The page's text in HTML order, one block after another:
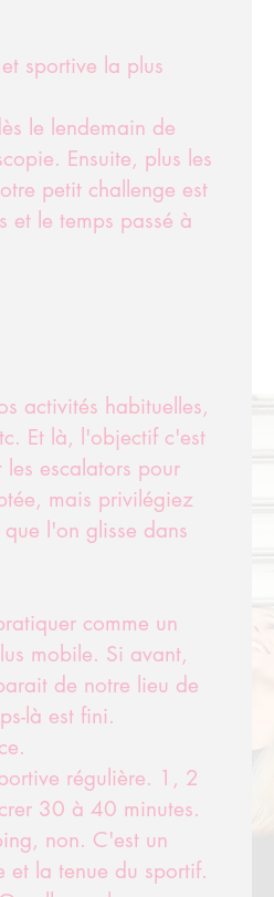
sportive la plus
le lendemain de
Ensuite, plus les
petit challenge est
et le temps passé à
activités habituelles,
Et là, l'objectif c'est
les escalators pour
mais privilégiez
l'on glisse dans
comme un
mobile. Si avant,
de notre lieu de
là est fini.
régulière. 1, 2
30 à 40 minutes.
non. C'est un
et la tenue du sportif.